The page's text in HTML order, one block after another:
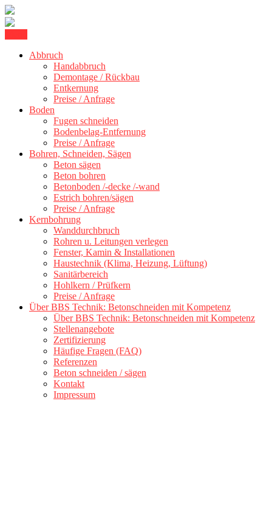
content
BBS Technik GmbH
300 kmAbbruch
Handabbruch
Demontage / Rückbau
Entkernung
Preise / Anfrage
Boden
Fugen schneiden
Bodenbelag-Entfernung
Preise / Anfrage
Bohren, Schneiden, Sägen
Beton sägen
Beton bohren
Betonboden /-decke /-wand
Estrich bohren/sägen
Preise / Anfrage
Kernbohrung
Wanddurchbruch
Rohren u. Leitungen verlegen
Fenster, Kamin & Installationen
Haustechnik (Klima, Heizung, Lüftung)
Sanitärbereich
Hohlkern / Prüfkern
Preise / Anfrage
Über BBS Technik: Betonschneiden mit Kompetenz
Über BBS Technik: Betonschneiden mit Kompetenz
Stellenangebote
Zertifizierung
Häufige Fragen (FAQ)
Referenzen
Beton schneiden / sägen
Kontakt
Impressum